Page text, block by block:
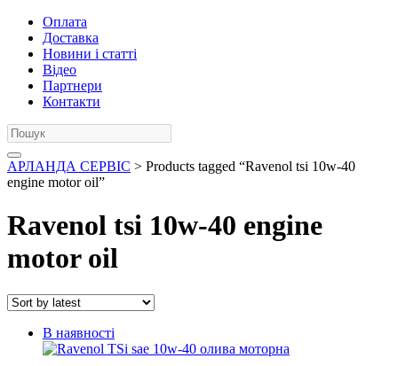
Оплата
Доставка
Новини і статті
Відео
Партнери
Контакти
АРЛАНДА СЕРВІС > Products tagged “Ravenol tsi 10w-40
engine motor oil”
Ravenol tsi 10w-40 engine
motor oil
В наявності